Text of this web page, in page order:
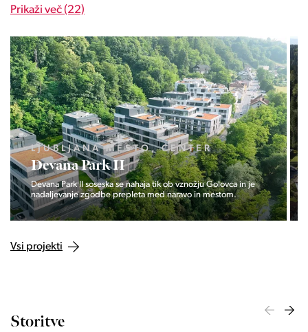
Prikaži več (22)
LJUBLJANA MESTO, CENTER
Devana Park II
Devana Park II soseska se nahaja tik ob vznožju Golovca in je
nadaljevanje zgodbe prepleta med naravo in mestom.
Vsi projekti
Storitve